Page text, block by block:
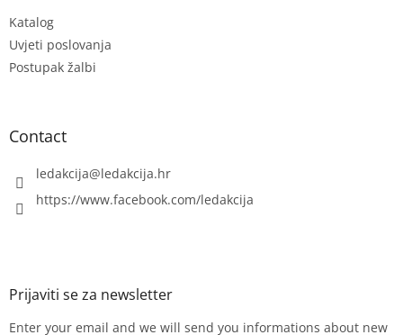
Katalog
Uvjeti poslovanja
Postupak žalbi
Contact
ledakcija@ledakcija.hr
https://www.facebook.com/ledakcija
Enter your email and we will send you informations about new